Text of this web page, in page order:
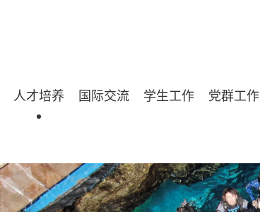
人才培养 国际交流 学生工作 党群工作